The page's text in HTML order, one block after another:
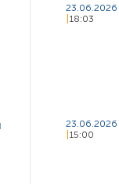
23.06.2026
18:03
23.06.2026
15:00